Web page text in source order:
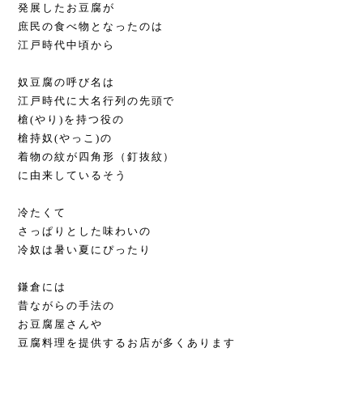
発展したお豆腐が
庶民の食べ物となったのは
江戸時代中頃から
奴豆腐の呼び名は
江戸時代に大名行列の先頭で
槍(やり)を持つ役の
槍持奴(やっこ)の
着物の紋が四角形（釘抜紋）
に由来しているそう
冷たくて
さっぱりとした味わいの
冷奴は暑い夏にぴったり
鎌倉には
昔ながらの手法の
お豆腐屋さんや
豆腐料理を提供するお店が多くあります